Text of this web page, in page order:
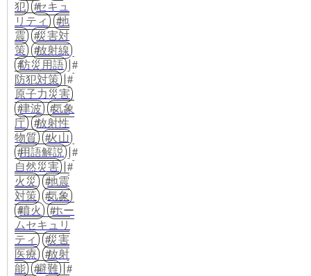
犯
セキュ
リティ
地
震
災害対
策
放射線
防災用語
防犯対策
原子力災害
津波
気象
庁
放射性
物質
火山
用語解説
自然災害
火災
地震
対策
気象
噴火
ホー
ムセキュリ
ティ
災害
医療
放射
能
避難